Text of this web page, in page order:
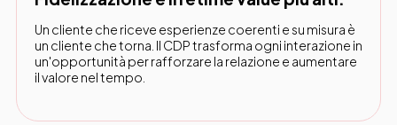
Un cliente che riceve esperienze coerenti e su misura è
un cliente che torna. Il CDP trasforma ogni interazione in
un'opportunità per rafforzare la relazione e aumentare
il valore nel tempo.